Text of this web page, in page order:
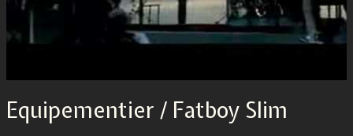
Equipementier / Fatboy Slim